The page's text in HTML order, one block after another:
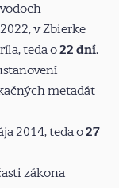
v Zbierke
teda o22 dní.
metadát
2014, teda o27
zákona